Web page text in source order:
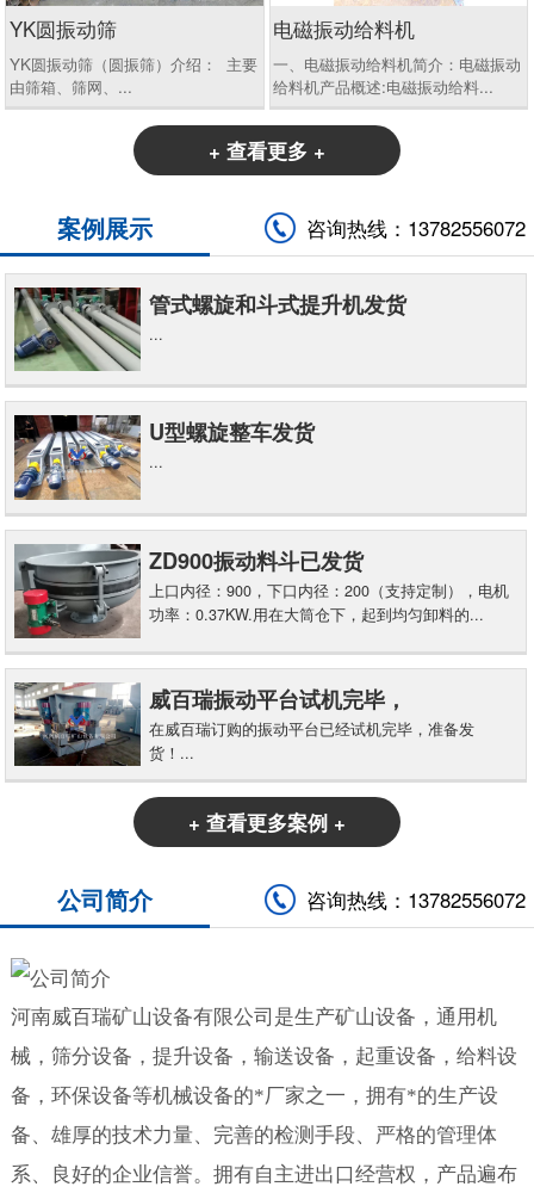
YK圆振动筛
YK圆振动筛（圆振筛）介绍： 主要
由筛箱、筛网、...
电磁振动给料机
一、电磁振动给料机简介：电磁振动
给料机产品概述:电磁振动给料...
+ 查看更多 +
咨询热线：13782556072
案例展示
管式螺旋和斗式提升机发货
...
U型螺旋整车发货
...
ZD900振动料斗已发货
上口内径：900，下口内径：200（支持定制），电机
功率：0.37KW.用在大筒仓下，起到均匀卸料的...
威百瑞振动平台试机完毕，
在威百瑞订购的振动平台已经试机完毕，准备发
货！...
+ 查看更多案例 +
咨询热线：13782556072
公司简介
河南威百瑞矿山设备有限公司是生产矿山设备，通用机
械，筛分设备，提升设备，输送设备，起重设备，给料设
备，环保设备等机械设备的*厂家之一，拥有*的生产设
备、雄厚的技术力量、完善的检测手段、严格的管理体
系、良好的企业信誉。拥有自主进出口经营权，产品遍布